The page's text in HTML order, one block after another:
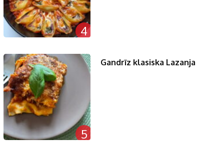
4
5
Gandrīz klasiska Lazanja